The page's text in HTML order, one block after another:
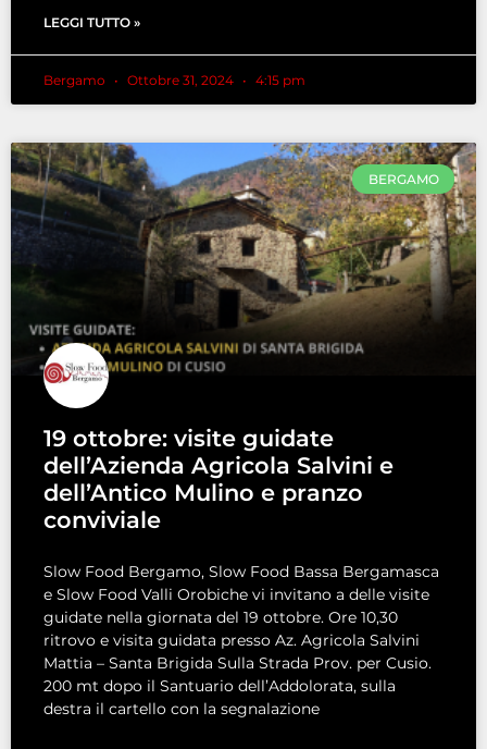
LEGGI TUTTO »
Bergamo Ottobre 31, 2024 4:15 pm
BERGAMO
19 ottobre: visite guidate
dell’Azienda Agricola Salvini e
dell’Antico Mulino e pranzo
conviviale
Slow Food Bergamo, Slow Food Bassa Bergamasca
e Slow Food Valli Orobiche vi invitano a delle visite
guidate nella giornata del 19 ottobre. Ore 10,30
ritrovo e visita guidata presso Az. Agricola Salvini
Mattia – Santa Brigida Sulla Strada Prov. per Cusio.
200 mt dopo il Santuario dell’Addolorata, sulla
destra il cartello con la segnalazione